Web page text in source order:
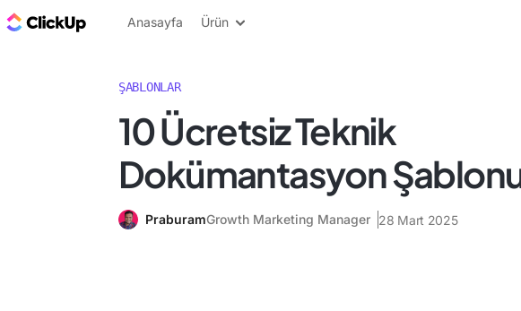
ClickUp Blog
Anasayfa Ürün
ŞABLONLAR
10 Ücretsiz Teknik
Dokümantasyon
PraburamGrowth Marketing Manager 28 Mart 2025